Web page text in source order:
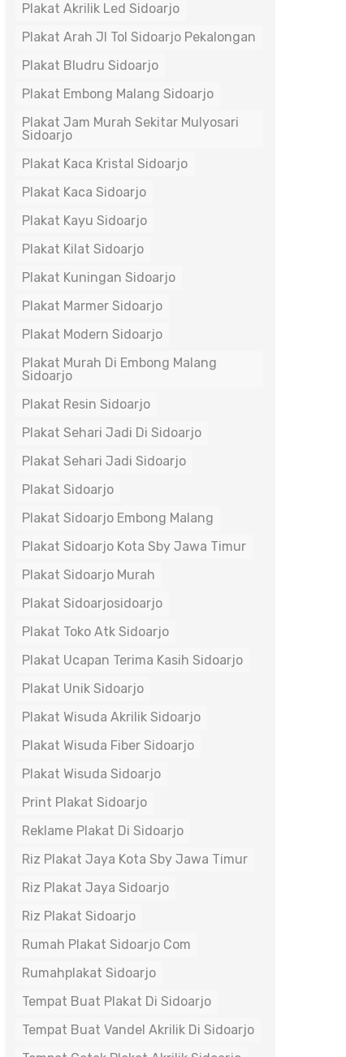
Plakat Akrilik Led Sidoarjo
Plakat Arah Jl Tol Sidoarjo Pekalongan
Plakat Bludru Sidoarjo
Plakat Embong Malang Sidoarjo
Plakat Jam Murah Sekitar Mulyosari
Sidoarjo
Plakat Kaca Kristal Sidoarjo
Plakat Kaca Sidoarjo
Plakat Kayu Sidoarjo
Plakat Kilat Sidoarjo
Plakat Kuningan Sidoarjo
Plakat Marmer Sidoarjo
Plakat Modern Sidoarjo
Plakat Murah Di Embong Malang
Sidoarjo
Plakat Resin Sidoarjo
Plakat Sehari Jadi Di Sidoarjo
Plakat Sehari Jadi Sidoarjo
Plakat Sidoarjo
Plakat Sidoarjo Embong Malang
Plakat Sidoarjo Kota Sby Jawa Timur
Plakat Sidoarjo Murah
Plakat Sidoarjosidoarjo
Plakat Toko Atk Sidoarjo
Plakat Ucapan Terima Kasih Sidoarjo
Plakat Unik Sidoarjo
Plakat Wisuda Akrilik Sidoarjo
Plakat Wisuda Fiber Sidoarjo
Plakat Wisuda Sidoarjo
Print Plakat Sidoarjo
Reklame Plakat Di Sidoarjo
Riz Plakat Jaya Kota Sby Jawa Timur
Riz Plakat Jaya Sidoarjo
Riz Plakat Sidoarjo
Rumah Plakat Sidoarjo Com
Rumahplakat Sidoarjo
Tempat Buat Plakat Di Sidoarjo
Tempat Buat Vandel Akrilik Di Sidoarjo